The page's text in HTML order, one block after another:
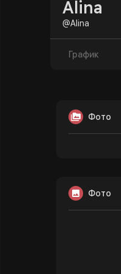
Alina
@Alina
График
Фото
Фото